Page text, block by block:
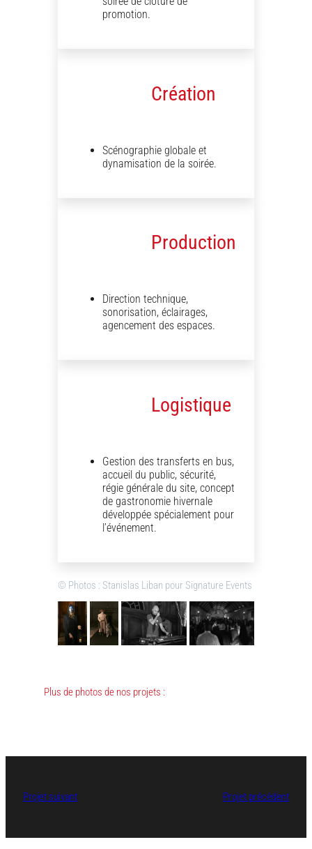
promotion.
Création
Scénographie globale et
dynamisation de la soirée.
Production
Direction technique,
sonorisation, éclairages,
agencement des espaces.
Logistique
Gestion des transferts en bus,
accueil du public, sécurité,
régie générale du site, concept
de gastronomie hivernale
développée spécialement pour
l’événement.
© Photos : Stanislas Liban pour Signature Events
Plus de photos de nos projets :
Projet suivant Projet précédent